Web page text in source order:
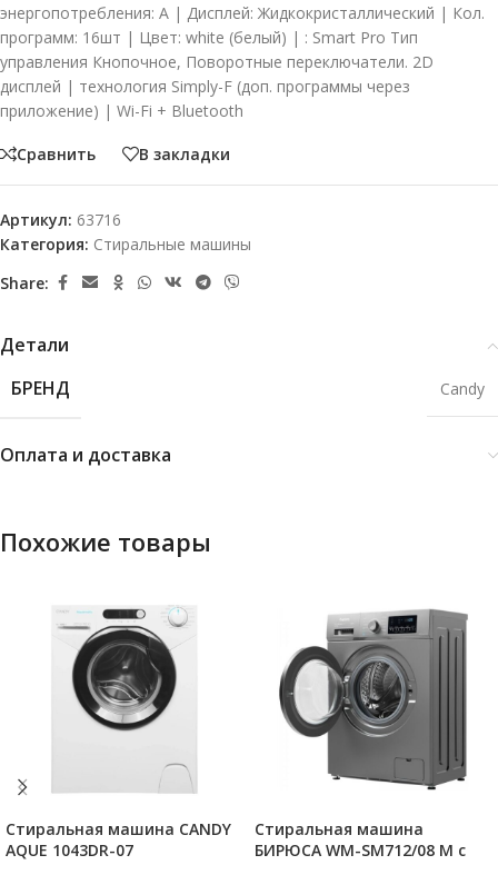
энергопотребления: A | Дисплей: Жидкокристаллический | Кол.
программ: 16шт | Цвет: white (белый) | : Smart Pro Тип
управления Кнопочное, Поворотные переключатели. 2D
дисплей | технология Simply-F (доп. программы через
приложение) | Wi-Fi + Bluetooth
Сравнить В закладки
Артикул: 63716
Категория: Стиральные машины
Share:
Детали
БРЕНД
Candy
Оплата и доставка
Похожие товары
Стиральная машина CANDY
AQUE 1043DR-07
Стиральная машина
БИРЮСА WM-SM712/08 M с